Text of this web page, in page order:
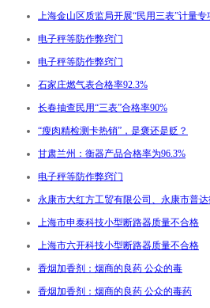
上海金山区质监局开展“民用三表”计量
电子秤等防作弊窍门
电子秤等防作弊窍门
石家庄燃气表合格率92.3%
长春抽查民用“三表”合格率90%
“瘦肉精检测卡热销”，是褒还是贬？
甘肃兰州：衡器产品合格率为96.3%
电子秤等防作弊窍门
永康市大红方工贸有限公司、永康市普
上海市申泰科技小型断路器质量不合格
上海市六开科技小型断路器质量不合格
香烟加香剂：烟商的良药 公众的毒
香烟加香剂：烟商的良药 公众的毒药